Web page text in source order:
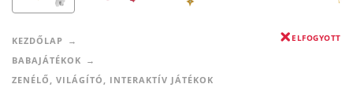
KEZDŐLAP
BABAJÁTÉKOK
ZENÉLŐ, VILÁGÍTÓ, INTERAKTÍV JÁTÉKOK
ELFOGYOTT